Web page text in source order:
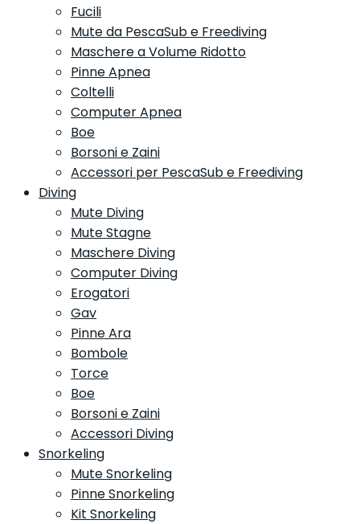
Fucili
Mute da PescaSub e Freediving
Maschere a Volume Ridotto
Pinne Apnea
Coltelli
Computer Apnea
Boe
Borsoni e Zaini
Accessori per PescaSub e Freediving
Diving
Mute Diving
Mute Stagne
Maschere Diving
Computer Diving
Erogatori
Gav
Pinne Ara
Bombole
Torce
Boe
Borsoni e Zaini
Accessori Diving
Snorkeling
Mute Snorkeling
Pinne Snorkeling
Kit Snorkeling